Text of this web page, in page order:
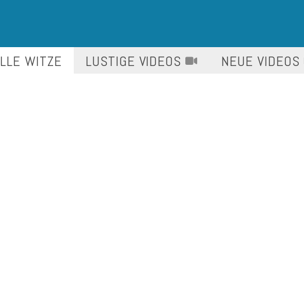
WITZE LUSTIGE VIDEOS NEUE VIDEOS